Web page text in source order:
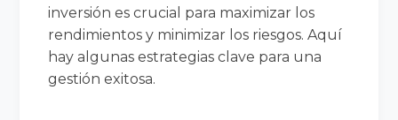
inversión es crucial para maximizar los
rendimientos y minimizar los riesgos. Aquí
hay algunas estrategias clave para una
gestión exitosa.